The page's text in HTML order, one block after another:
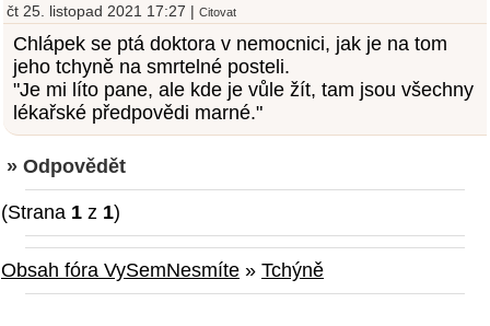
čt 25. listopad 2021 17:27 | Citovat
Chlápek se ptá doktora v nemocnici, jak je na tom
jeho tchyně na smrtelné posteli.
"Je mi líto pane, ale kde je vůle žít, tam jsou všechny
lékařské předpovědi marné."
» Odpovědět
(Strana 1 z 1)
Obsah fóra VySemNesmíte » Tchýně